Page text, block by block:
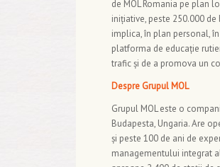
de MOL Romania pe plan
inițiative, peste 250.000
implica, în plan personal,
platforma de educație
trafic și de a promova un
Despre Grupul MOL
Grupul MOL este o
Budapesta, Ungaria. Are
şi peste 100 de ani de
managementului integrat